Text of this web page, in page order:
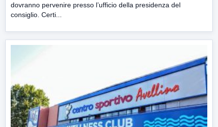
dovranno pervenire presso l’ufficio della presidenza del
consiglio. Certi...